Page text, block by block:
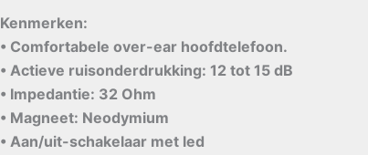
Kenmerken:
• Comfortabele over-ear hoofdtelefoon.
• Actieve ruisonderdrukking: 12 tot 15 dB
• Impedantie: 32 Ohm
• Magneet: Neodymium
• Aan/uit-schakelaar met led